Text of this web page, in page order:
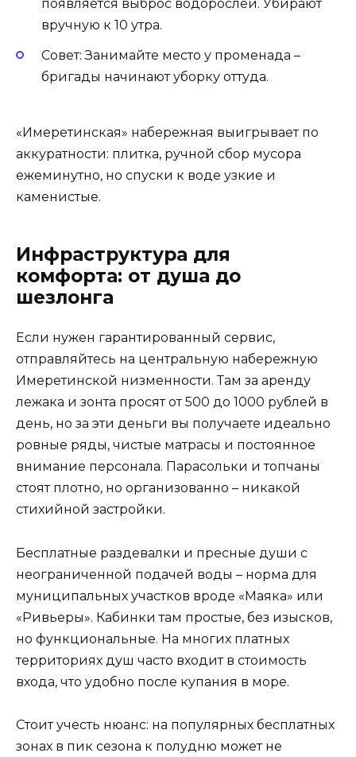
появляется выброс водорослей. Убирают
вручную к 10 утра.
Совет: Занимайте место у променада –
бригады начинают уборку оттуда.
«Имеретинская» набережная выигрывает по
аккуратности: плитка, ручной сбор мусора
ежеминутно, но спуски к воде узкие и
каменистые.
Инфраструктура для
комфорта: от душа до
шезлонга
Если нужен гарантированный сервис,
отправляйтесь на центральную набережную
Имеретинской низменности. Там за аренду
лежака и зонта просят от 500 до 1000 рублей в
день, но за эти деньги вы получаете идеально
ровные ряды, чистые матрасы и постоянное
внимание персонала. Парасольки и топчаны
стоят плотно, но организованно – никакой
стихийной застройки.
Бесплатные раздевалки и пресные души с
неограниченной подачей воды – норма для
муниципальных участков вроде «Маяка» или
«Ривьеры». Кабинки там простые, без изысков,
но функциональные. На многих платных
территориях душ часто входит в стоимость
входа, что удобно после купания в море.
Стоит учесть нюанс: на популярных бесплатных
зонах в пик сезона к полудню может не